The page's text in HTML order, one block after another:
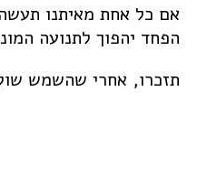
אם כל אחת מאיתנו
הפחד יהפוך לתנועה
תזכרו, אחרי שהשמש